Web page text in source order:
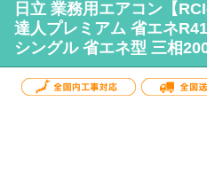
日立 業務用エアコン【
達人プレミアム 省エネ
シングル 省エネ型 三相